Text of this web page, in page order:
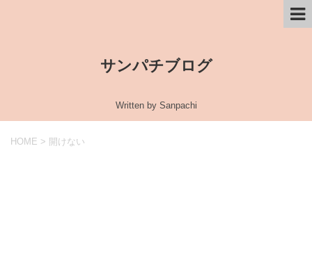
サンパチブログ
Written by Sanpachi
HOME > 開けない